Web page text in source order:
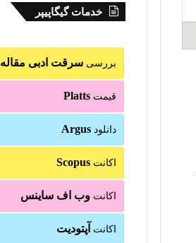
خدمات گیگاپیپر
بررسیسرقت ادبی مقاله
قیمتPlatts
دانلودArgus
اکانتScopus
اکانتوب اف ساینس
اکانت آپتودیت